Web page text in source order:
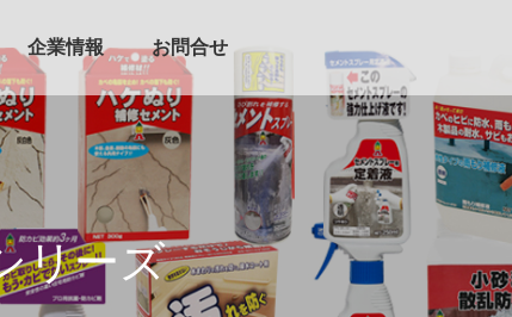
企業情報 お問合せ
リーズ